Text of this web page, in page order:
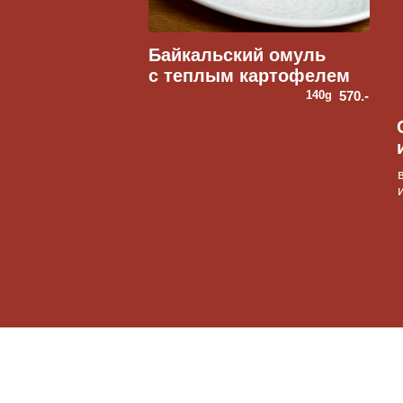
вяленая утка с печёной
и лимонно-горчичным